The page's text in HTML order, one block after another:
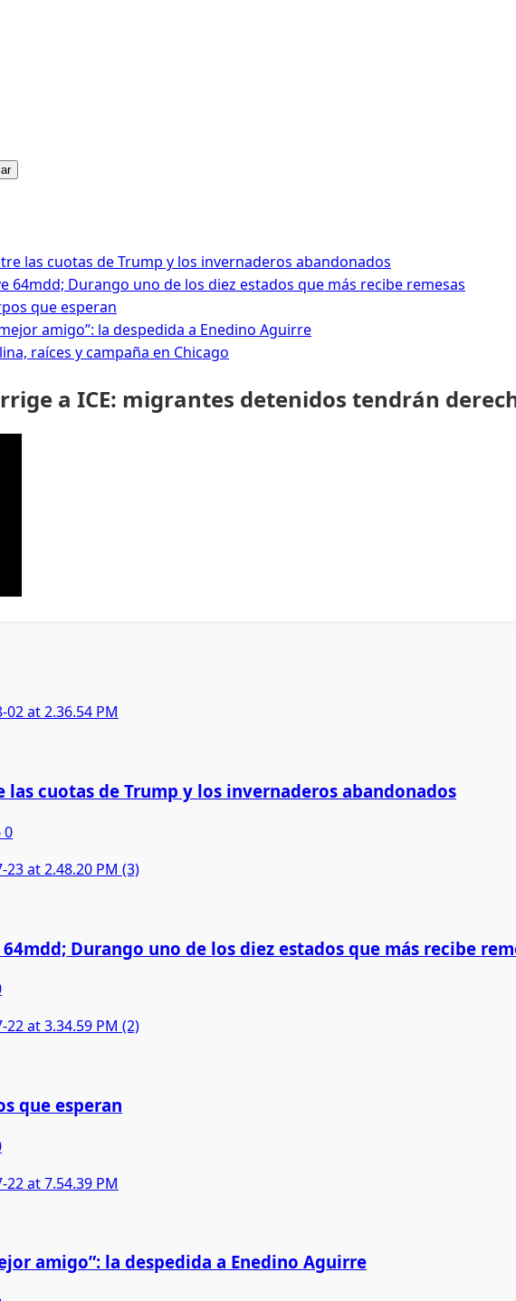
las cuotas de Trump y los invernaderos abandonados
64mdd; Durango uno de los diez estados que más recibe remesas
que esperan
amigo”: la despedida a Enedino Aguirre
raíces y campaña en Chicago
a ICE: migrantes detenidos tendrán
las cuotas de Trump y los invernaderos abandonados
0
Durango uno de los diez estados que más recibe
que esperan
amigo”: la despedida a Enedino Aguirre